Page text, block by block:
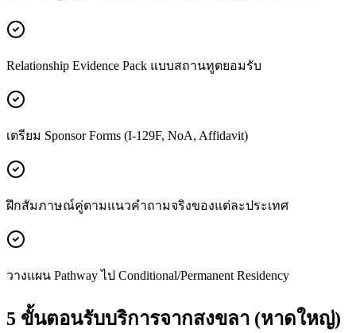
Relationship Evidence Pack แบบสถานทูตยอมรับ
เตรียม Sponsor Forms (I-129F, NoA, Affidavit)
ฝึกสัมภาษณ์คู่ตามแนวคำถามจริงของแต่ละประเทศ
วางแผน Pathway ไป Conditional/Permanent Residency
5 ขั้นตอนรับบริการจากสงขลา (หาดใหญ่)